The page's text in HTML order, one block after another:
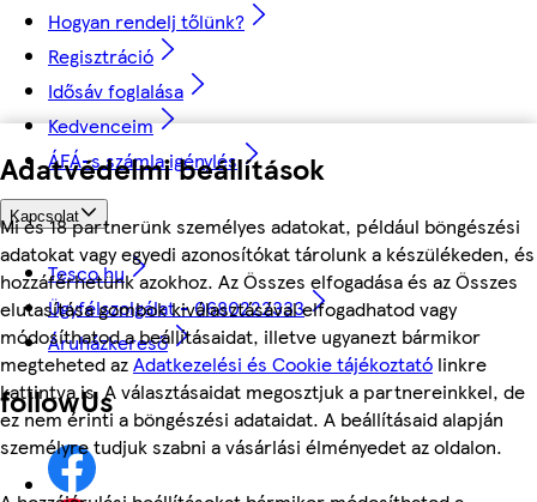
Adatvédelmi beállítások
Mi és 18 partnerünk személyes adatokat, például böngészési
adatokat vagy egyedi azonosítókat tárolunk a készülékeden, és
hozzáférhetünk azokhoz. Az Összes elfogadása és az Összes
elutasítása gombok kiválasztásával elfogadhatod vagy
módosíthatod a beállításaidat, illetve ugyanezt bármikor
megteheted azAdatkezelési és Cookie tájékoztató linkre
kattintva is. A választásaidat megosztjuk a partnereinkkel, de
ez nem érinti a böngészési adataidat. A beállításaid alapján
személyre tudjuk szabni a vásárlási élményedet az oldalon.
Hogyan rendelj tőlünk?
Regisztráció
Idősáv foglalása
Kedvenceim
ÁFÁ-s számla igénylés
Kapcsolat
Tesco.hu
Ügyfélszolgálat - 0680222333
Áruházkereső
followUs